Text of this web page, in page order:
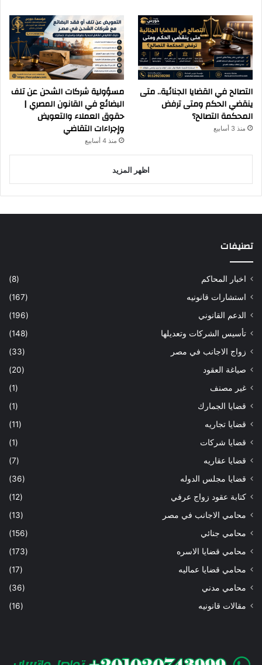
التصالح في القضايا الجنائية.. متى
ينقضي الحكم ومتى ترفض
المحكمة التصالح؟
منذ 3 أسابيع
مسؤولية شركات الشحن عن تلف
البضائع في القانون المصري |
حقوق العملاء والتعويض
وإجراءات التقاضي
منذ 4 أسابيع
اظهر المزيد
تصنيفات
اخبار المحاكم
(8)
استشارات قانونيه
(167)
الدعم القانوني
(196)
تأسيس الشركات وتعديلها
(148)
زواج الاجانب في مصر
(33)
صياغة العقود
(20)
غير مصنف
(1)
قضايا الجمارك
(1)
قضايا تجاريه
(11)
قضايا شركات
(1)
قضايا عقاريه
(7)
قضايا مجلس الدوله
(36)
كتابة عقود زواج عرفي
(12)
محامي الاجانب في مصر
(13)
محامي جنائي
(156)
محامي قضايا الاسره
(173)
محامي قضايا عماليه
(17)
محامي مدني
(36)
مقالات قانونيه
(16)